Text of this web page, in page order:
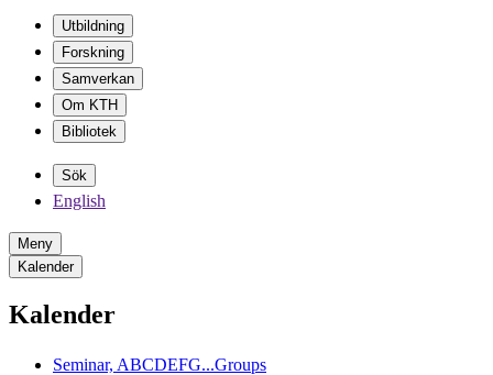
Utbildning
Forskning
Samverkan
Om KTH
Bibliotek
Sök
English
Meny
Kalender
Kalender
Seminar, ABCDEFG...Groups